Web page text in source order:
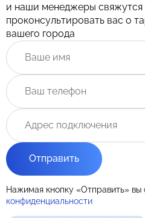
и наши менеджеры
проконсультировать вас о
вашего города
Отправить
Нажимая кнопку «Отправить» вы
конфиденциальности